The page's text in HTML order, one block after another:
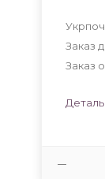
Заказ
Заказ